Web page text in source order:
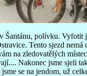
Šantánu, polívku. Vyfotit
Tento sjezd
na zledovatělých
Nakonec jsme sjeli
se na jendom, už